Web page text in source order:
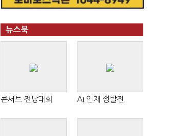
뉴스북
콘서트 전당대회 AI 인재 쟁탈전